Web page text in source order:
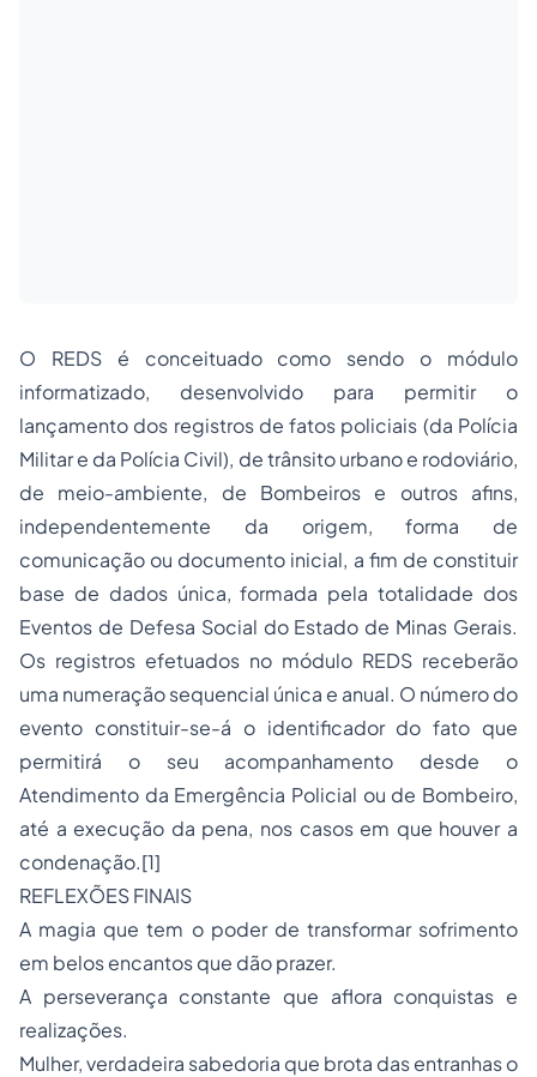
O REDS é conceituado como sendo o módulo
informatizado, desenvolvido para permitir o
lançamento dos registros de fatos policiais (da Polícia
Militar e da Polícia Civil), de trânsito urbano e rodoviário,
de meio-ambiente, de Bombeiros e outros afins,
independentemente da origem, forma de
comunicação ou documento inicial, a fim de constituir
base de dados única, formada pela totalidade dos
Eventos de Defesa Social do Estado de Minas Gerais.
Os registros efetuados no módulo REDS receberão
uma numeração sequencial única e anual. O número do
evento constituir-se-á o identificador do fato que
permitirá o seu acompanhamento desde o
Atendimento da Emergência Policial ou de Bombeiro,
até a execução da pena, nos casos em que houver a
condenação.[1]
REFLEXÕES FINAIS
A magia que tem o poder de transformar sofrimento
em belos encantos que dão prazer.
A perseverança constante que aflora conquistas e
realizações.
Mulher, verdadeira sabedoria que brota das entranhas o